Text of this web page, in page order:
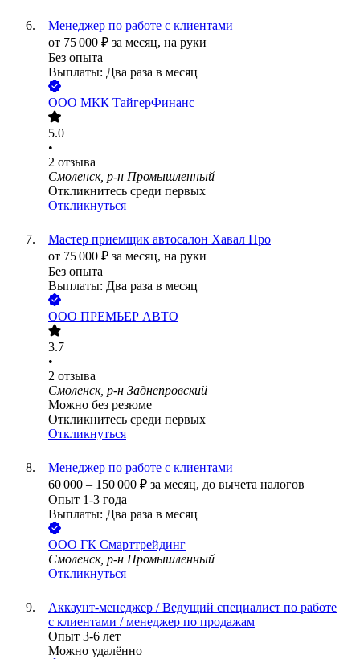
Менеджер по работе с клиентами
от 75 000 ₽ за месяц, на руки
Без опыта
Выплаты: Два раза в месяц
ООО МКК ТайгерФинанс
5.0
•
2 отзыва
Смоленск, р-н Промышленный
Откликнитесь среди первых
Откликнуться
Мастер приемщик автосалон Хавал Про
от 75 000 ₽ за месяц, на руки
Без опыта
Выплаты: Два раза в месяц
ООО ПРЕМЬЕР АВТО
3.7
•
2 отзыва
Смоленск, р-н Заднепровский
Можно без резюме
Откликнитесь среди первых
Откликнуться
Менеджер по работе с клиентами
60 000 – 150 000 ₽ за месяц, до вычета налогов
Опыт 1-3 года
Выплаты: Два раза в месяц
ООО ГК Смарттрейдинг
Смоленск, р-н Промышленный
Откликнуться
Аккаунт-менеджер / Ведущий специалист по работе
с клиентами / менеджер по продажам
Опыт 3-6 лет
Можно удалённо